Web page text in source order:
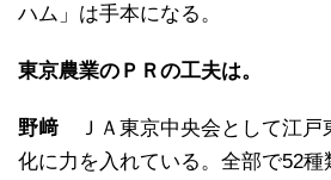
ハム」は手本になる。
東京農業のＰＲの工夫は。
野﨑 ＪＡ東京中央会として江戸
化に力を入れている。全部で52種